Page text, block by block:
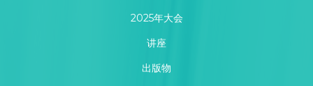
2025年大会
讲座
出版物